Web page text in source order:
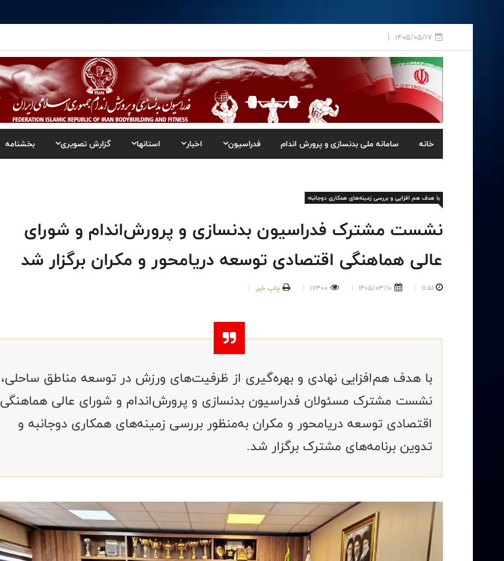
1405/05/17
خانه سامانه ملی بدنسازی و پرورش اندام فدراسیون اخبار استانها گزارش تصویری بخشنامه
با هدف هم افزایی و بررسی زمینه‌های همکاری دوجانبه؛
نشست مشترک فدراسیون بدنسازی و پرورش‌اندام و شورای
عالی هماهنگی اقتصادی توسعه دریامحور و مکران برگزار شد
11:51
1405/03/10
17300 چاپ خبر
با هدف هم‌افزایی نهادی و بهره‌گیری از ظرفیت‌های ورزش در توسعه مناطق ساحلی،
نشست مشترک مسئولان فدراسیون بدنسازی و پرورش‌اندام و شورای عالی هماهنگی
اقتصادی توسعه دریامحور و مکران به‌منظور بررسی زمینه‌های همکاری دوجانبه و
تدوین برنامه‌های مشترک برگزار شد.